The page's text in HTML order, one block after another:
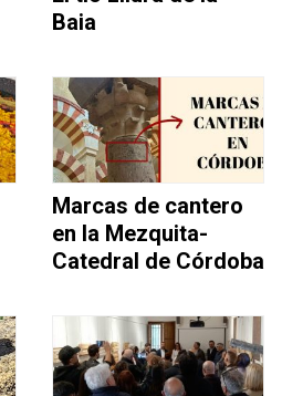
Baia
Marcas de cantero
en la Mezquita-
Catedral de Córdoba